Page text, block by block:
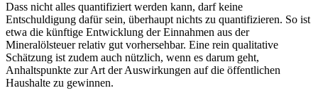
Dass nicht alles quantifiziert werden kann, darf keine
Entschuldigung dafür sein, überhaupt nichts zu quantifizieren. So ist
etwa die künftige Entwicklung der Einnahmen aus der
Mineralölsteuer relativ gut vorhersehbar. Eine rein qualitative
Schätzung ist zudem auch nützlich, wenn es darum geht,
Anhaltspunkte zur Art der Auswirkungen auf die öffentlichen
Haushalte zu gewinnen.